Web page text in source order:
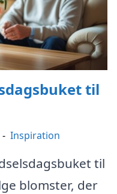
til
- Inspiration
til
blomster, der